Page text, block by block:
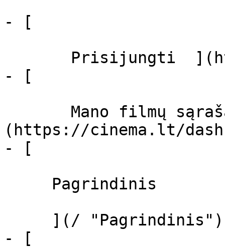
- [
- [
(https://cinema.lt/
- [
- [